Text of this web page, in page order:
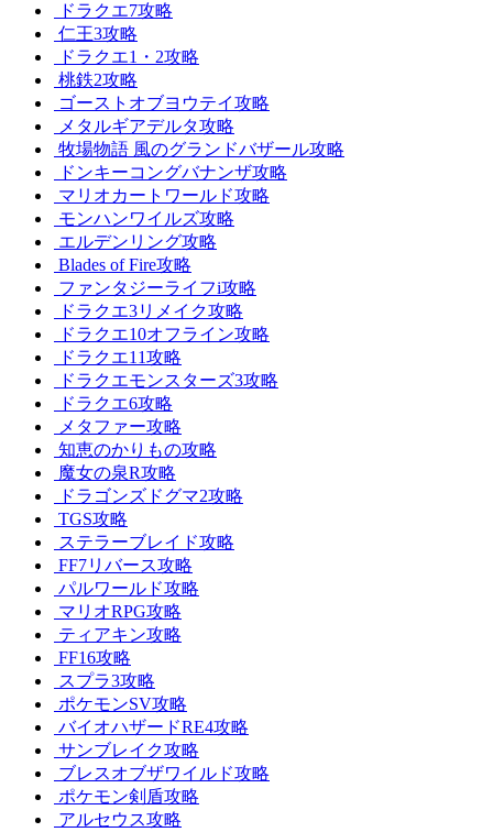
ドラクエ7攻略
仁王3攻略
ドラクエ1・2攻略
桃鉄2攻略
ゴーストオブヨウテイ攻略
メタルギアデルタ攻略
牧場物語 風のグランドバザール攻略
ドンキーコングバナンザ攻略
マリオカートワールド攻略
モンハンワイルズ攻略
エルデンリング攻略
Blades of Fire攻略
ファンタジーライフi攻略
ドラクエ3リメイク攻略
ドラクエ10オフライン攻略
ドラクエ11攻略
ドラクエモンスターズ3攻略
ドラクエ6攻略
メタファー攻略
知恵のかりもの攻略
魔女の泉R攻略
ドラゴンズドグマ2攻略
TGS攻略
ステラーブレイド攻略
FF7リバース攻略
パルワールド攻略
マリオRPG攻略
ティアキン攻略
FF16攻略
スプラ3攻略
ポケモンSV攻略
バイオハザードRE4攻略
サンブレイク攻略
ブレスオブザワイルド攻略
ポケモン剣盾攻略
アルセウス攻略